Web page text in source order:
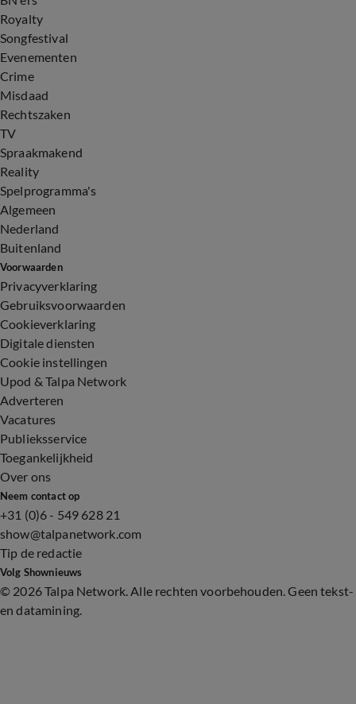
Royalty
Songfestival
Evenementen
Crime
Misdaad
Rechtszaken
TV
Spraakmakend
Reality
Spelprogramma's
Algemeen
Nederland
Buitenland
Voorwaarden
Privacyverklaring
Gebruiksvoorwaarden
Cookieverklaring
Digitale diensten
Cookie instellingen
Upod & Talpa Network
Adverteren
Vacatures
Publieksservice
Toegankelijkheid
Over ons
Neem contact op
+31 (0)6 - 549 628 21
show@talpanetwork.com
Tip de redactie
Volg Shownieuws
© 2026 Talpa Network. Alle rechten voorbehouden. Geen tekst-
en datamining.